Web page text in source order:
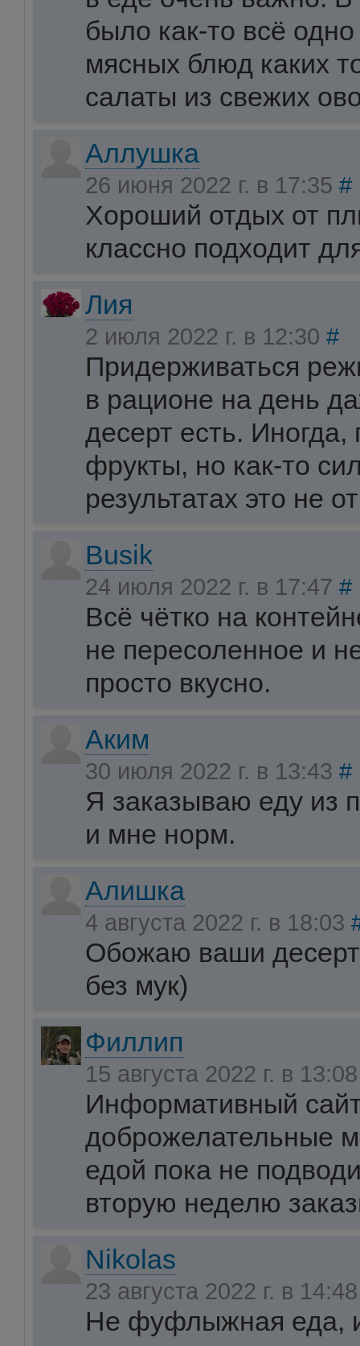
было как-то всё
мясных блюд каких
салаты из свежих
Аллушка
26 июня 2022 г. в 17:35 #
Хороший отдых от
классно подходит
Лия
2 июля 2022 г. в 12:30 #
Придерживаться
в рационе на день
десерт есть.
фрукты, но как-то
результатах это не
Busik
24 июля 2022 г. в 17:47 #
Всё чётко на
не пересоленное и
просто вкусно.
Аким
30 июля 2022 г. в 13:43 #
Я заказываю еду из
и мне норм.
Алишка
4 августа 2022 г. в 18:03
Обожаю ваши
без мук)
Филлип
15 августа 2022 г. в
Информативный
доброжелательные
едой пока не
вторую неделю
Nikolas
23 августа 2022 г. в
Не фуфлыжная еда,